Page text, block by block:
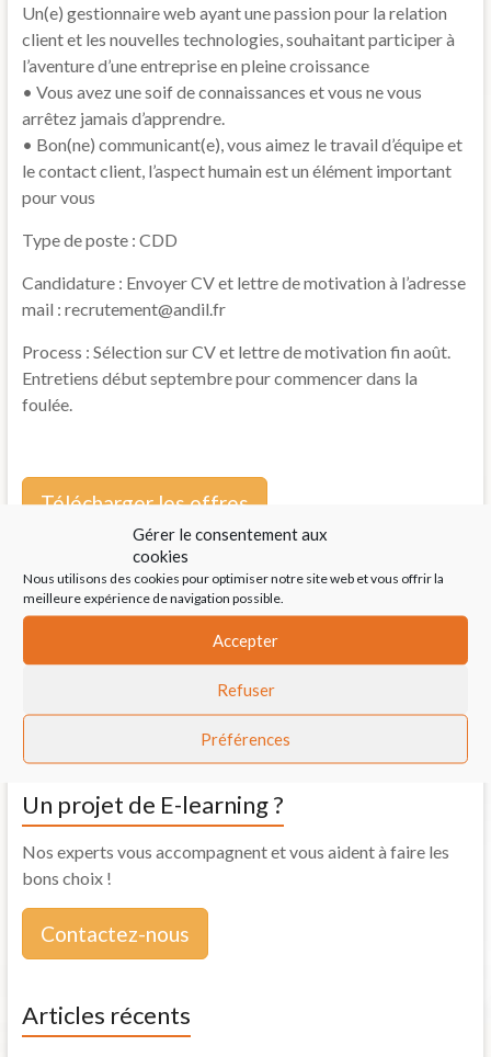
Gérer le consentement aux
cookies
Nous utilisons des cookies pour optimiser notre site web et vous offrir la
meilleure expérience de navigation possible.
Accepter
Refuser
Préférences
Un(e) gestionnaire web ayant une passion pour la relation
client et les nouvelles technologies, souhaitant participer à
l’aventure d’une entreprise en pleine croissance
• Vous avez une soif de connaissances et vous ne vous
arrêtez jamais d’apprendre.
• Bon(ne) communicant(e), vous aimez le travail d’équipe et
le contact client, l’aspect humain est un élément important
pour vous
Type de poste : CDD
Candidature : Envoyer CV et lettre de motivation à l’adresse
mail : recrutement@andil.fr
Process : Sélection sur CV et lettre de motivation fin août.
Entretiens début septembre pour commencer dans la
foulée.
Télécharger les offres
Actualités
Ils nous (re)font confiance en 2019/2020 !
Dispositif « Former plutôt que licencier », Andil a
déployé 9 plateformes pour 9 Régions
Un projet de E-learning ?
Nos experts vous accompagnent et vous aident à faire les
bons choix !
Contactez-nous
Articles récents